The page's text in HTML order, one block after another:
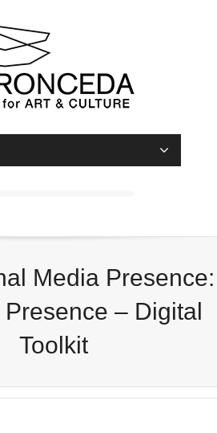
Media Presence:
Presence – Digital
Toolkit